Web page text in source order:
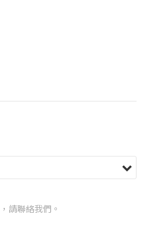
請聯絡我們。